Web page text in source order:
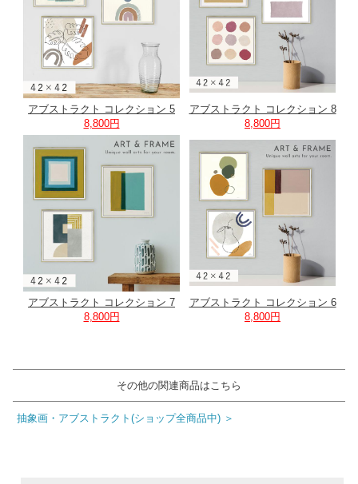
アブストラクト コレクション 5
8,800円
アブストラクト コレクション 8
8,800円
アブストラクト コレクション 7
8,800円
アブストラクト コレクション 6
8,800円
その他の関連商品はこちら
抽象画・アブストラクト(ショップ全商品中) ＞